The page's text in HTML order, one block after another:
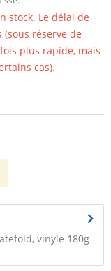
stock. Le délai de
(sous réserve de
plus rapide, mais
cas).
vinyle 180g -